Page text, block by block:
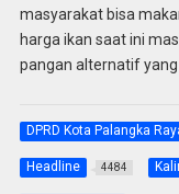
masyarakat bisa
harga ikan saat ini
pangan alternatif
DPRD Kota Palangka
Headline 4484